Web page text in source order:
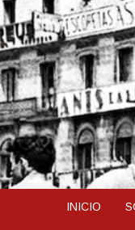
INICIO